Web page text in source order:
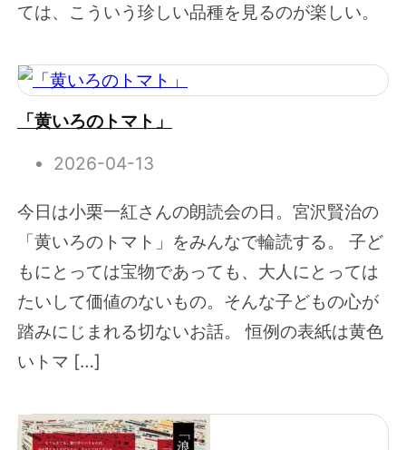
ては、こういう珍しい品種を見るのが楽しい。
「黄いろのトマト」
2026-04-13
今日は小栗一紅さんの朗読会の日。宮沢賢治の
「黄いろのトマト」をみんなで輪読する。 子ど
もにとっては宝物であっても、大人にとっては
たいして価値のないもの。そんな子どもの心が
踏みにじまれる切ないお話。 恒例の表紙は黄色
いトマ […]